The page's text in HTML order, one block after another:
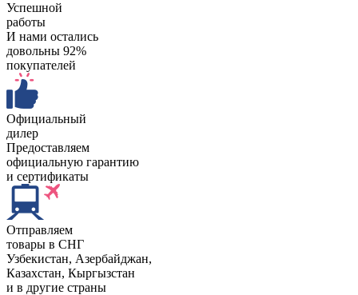
Успешной
работы
И нами остались
довольны 92%
покупателей
Официальный
дилер
Предоставляем
официальную гарантию
и сертификаты
Отправляем
товары в СНГ
Узбекистан, Aзербайджан,
Казахстан, Кыргызстан
и в другие страны